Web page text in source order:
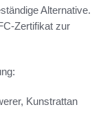
Alternative.
Zertifikat zur
Kunstrattan